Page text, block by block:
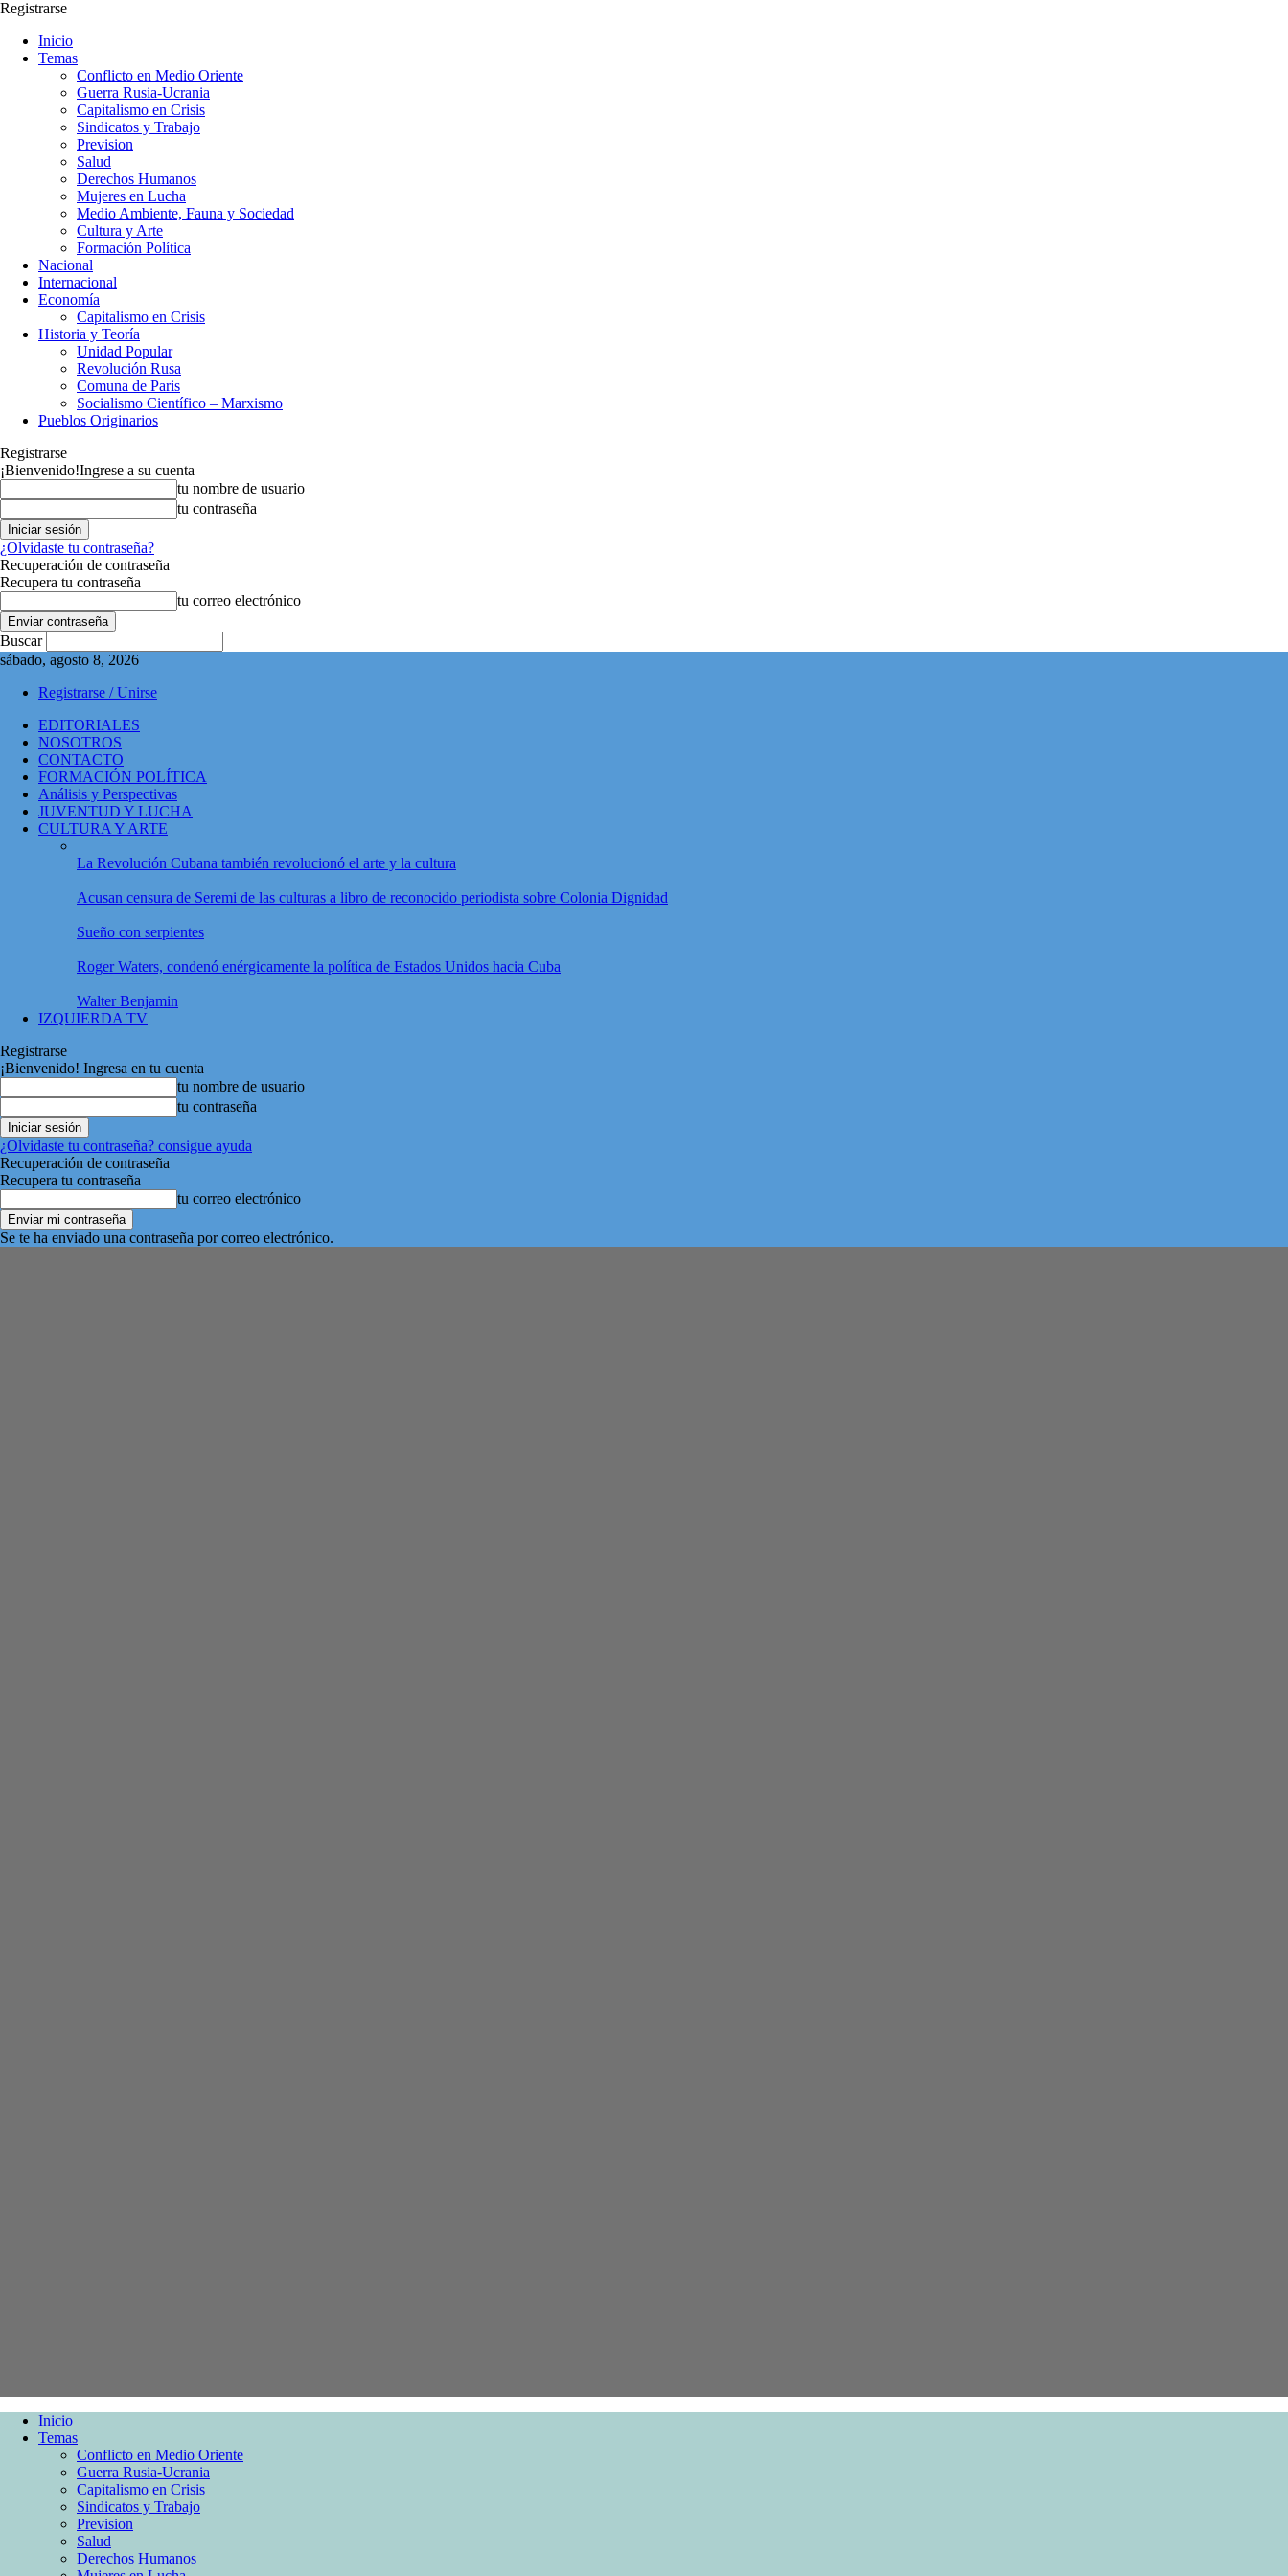
Registrarse
Inicio
Temas
Conflicto en Medio Oriente
Guerra Rusia-Ucrania
Capitalismo en Crisis
Sindicatos y Trabajo
Prevision
Salud
Derechos Humanos
Mujeres en Lucha
Medio Ambiente, Fauna y Sociedad
Cultura y Arte
Formación Política
Nacional
Internacional
Economía
Capitalismo en Crisis
Historia y Teoría
Unidad Popular
Revolución Rusa
Comuna de Paris
Socialismo Científico – Marxismo
Pueblos Originarios
Registrarse
¡Bienvenido!Ingrese a su cuenta
tu nombre de usuario
tu contraseña
¿Olvidaste tu contraseña?
Recuperación de contraseña
Recupera tu contraseña
tu correo electrónico
Buscar
sábado, agosto 8, 2026
Registrarse / Unirse
EDITORIALES
NOSOTROS
CONTACTO
FORMACIÓN POLÍTICA
Análisis y Perspectivas
JUVENTUD Y LUCHA
CULTURA Y ARTE
La Revolución Cubana también revolucionó el arte y la cultura
Acusan censura de Seremi de las culturas a libro de reconocido periodista sobre Colonia Dignidad
Sueño con serpientes
Roger Waters, condenó enérgicamente la política de Estados Unidos hacia Cuba
Walter Benjamin
IZQUIERDA TV
Registrarse
¡Bienvenido! Ingresa en tu cuenta
tu nombre de usuario
tu contraseña
¿Olvidaste tu contraseña? consigue ayuda
Recuperación de contraseña
Recupera tu contraseña
tu correo electrónico
Se te ha enviado una contraseña por correo electrónico.
Inicio
Temas
Conflicto en Medio Oriente
Guerra Rusia-Ucrania
Capitalismo en Crisis
Sindicatos y Trabajo
Prevision
Salud
Derechos Humanos